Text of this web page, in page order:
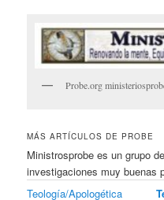
Probe.org
MÁS ARTÍCULOS DE PROBE
Ministrosprobe es un grupo
investigaciones muy buenas
Teología/Apologética